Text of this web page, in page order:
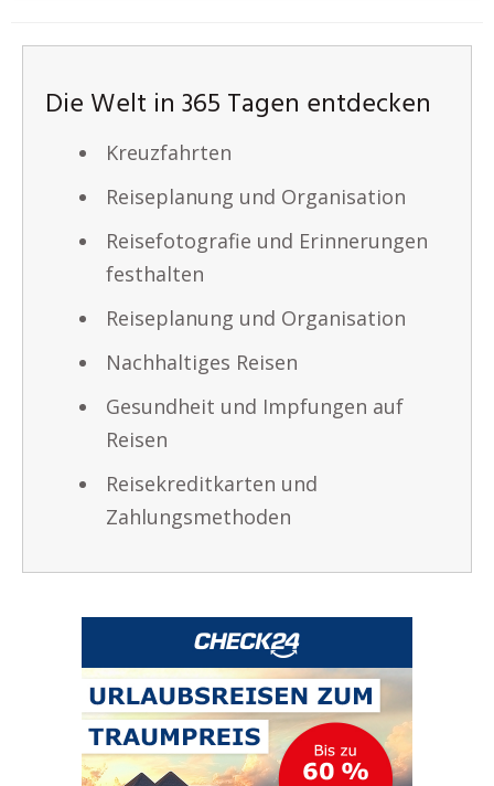
Die Welt in 365 Tagen entdecken
Kreuzfahrten
Reiseplanung und Organisation
Reisefotografie und Erinnerungen
festhalten
Reiseplanung und Organisation
Nachhaltiges Reisen
Gesundheit und Impfungen auf
Reisen
Reisekreditkarten und
Zahlungsmethoden